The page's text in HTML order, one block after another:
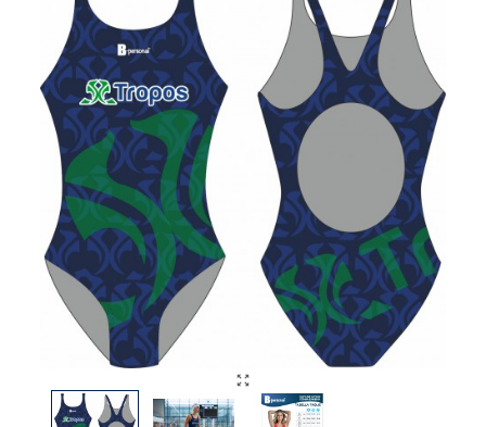
